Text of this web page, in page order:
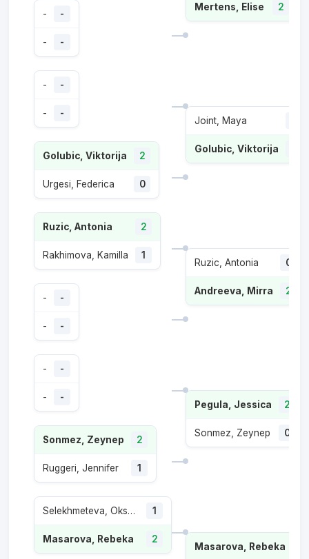
- -
- -
- -
- -
Golubic, Viktorija 2
Urgesi, Federica 0
Ruzic, Antonia 2
Rakhimova, Kamilla 1
- -
- -
- -
- -
Sonmez, Zeynep 2
Ruggeri, Jennifer 1
Selekhmeteva, Oksana 1
Masarova, Rebeka 2
Mertens, Elise 2
Joint, Maya
Golubic, Viktorija
Ruzic, Antonia 0
Andreeva, Mirra 2
Pegula, Jessica 2
Sonmez, Zeynep 0
Masarova, Rebeka